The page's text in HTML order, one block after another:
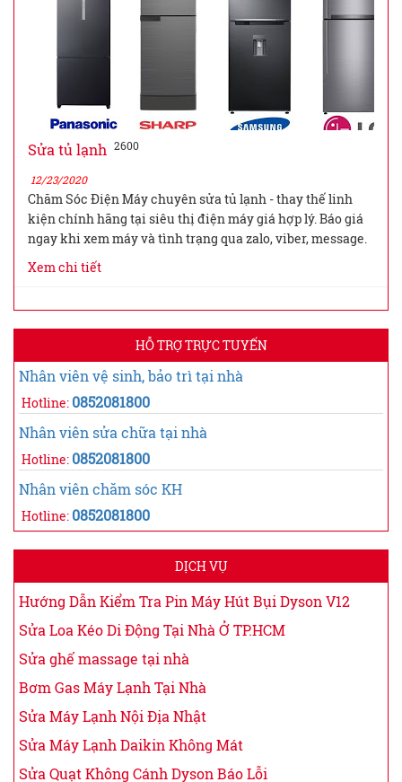
Sửa tủ lạnh 2600
12/23/2020
Chăm Sóc Điện Máy chuyên sửa tủ lạnh - thay thế linh
kiện chính hãng tại siêu thị điện máy giá hợp lý. Báo giá
ngay khi xem máy và tình trạng qua zalo, viber, message.
Xem chi tiết
HỖ TRỢ TRỰC TUYẾN
Nhân viên vệ sinh, bảo trì tại nhà
Hotline: 0852081800
Nhân viên sửa chữa tại nhà
Hotline: 0852081800
Nhân viên chăm sóc KH
Hotline: 0852081800
DỊCH VỤ
Hướng Dẫn Kiểm Tra Pin Máy Hút Bụi Dyson V12
Sửa Loa Kéo Di Động Tại Nhà Ở TP.HCM
Sửa ghế massage tại nhà
Bơm Gas Máy Lạnh Tại Nhà
Sửa Máy Lạnh Nội Địa Nhật
Sửa Máy Lạnh Daikin Không Mát
Sửa Quạt Không Cánh Dyson Báo Lỗi